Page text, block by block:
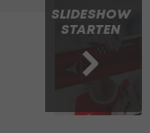
SLIDESHOW
STARTEN